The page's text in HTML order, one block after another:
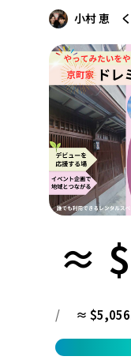
北海道 青森
栃木
富山
三重 滋賀
鳥取 島根
九州・沖縄
小村 恵
≈
/ ≈